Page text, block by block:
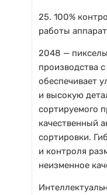
25. 100%
работы
2048 —
производства
обеспечивает
и высокую
сортируемого
качественный
сортировки.
и контроля
неизменное